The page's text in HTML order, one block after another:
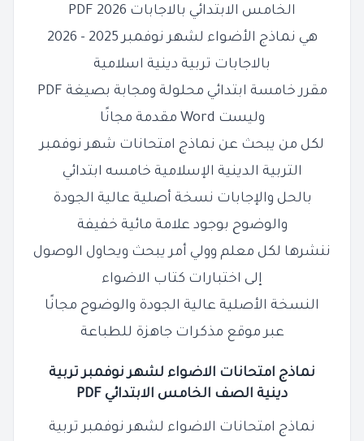
الخامس الابتدائي بالاجابات 2026 PDF
هي نماذج الأضواء لشهر نوفمبر 2025 - 2026
بالاجابات تربية دينية اسلامية
مقرر خامسة ابتدائي محلولة ومجابة بصيغة PDF
وليست Word مقدمة مجانًا
لكل من يبحث عن نماذج امتحانات شهر نوفمبر
التربية الدينية الإسلامية خامسه ابتدائي
بالحل والإجابات نسخة أصلية عالية الجودة
والوضوح بوجود علامة مائية خفيفة
ننشرها لكل معلم وولي أمر يبحث ويحاول الوصول
إلى اختبارات كتاب الاضواء
النسخة الأصلية عالية الجودة والوضوح مجانًا
عبر موقع مذكرات جاهزة للطباعة
نماذج امتحانات الاضواء لشهر نوفمبر تربية
دينية الصف الخامس الابتدائي PDF
نماذج امتحانات الاضواء لشهر نوفمبر تربية